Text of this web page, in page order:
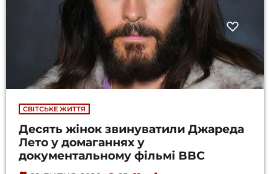
СВІТСЬКЕ ЖИТТЯ
Десять жінок звинуватили Джареда
Лето у домаганнях у
документальному фільмі BBC